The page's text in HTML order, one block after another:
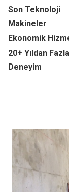
Son Teknoloji
Makineler
Ekonomik
20+ Yıldan Fazla
Deneyim